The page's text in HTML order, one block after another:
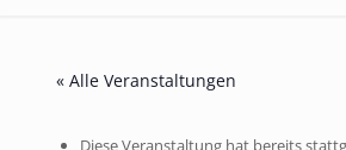
« Alle Veranstaltungen
Diese Veranstaltung hat bereits